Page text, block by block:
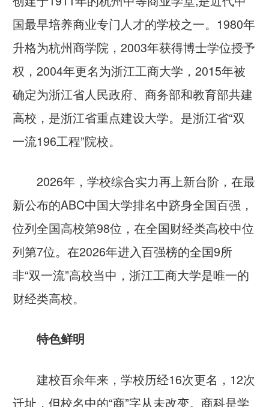
国最早培养商业专门人才的学校之一。1980年
升格为杭州商学院，2003年获得博士学位授予
权，2004年更名为浙江工商大学，2015年被
确定为浙江省人民政府、商务部和教育部共建
高校，是浙江省重点建设大学。是浙江省“双
一流196工程”院校。
2026年，学校综合实力再上新台阶，在最
新公布的ABC中国大学排名中跻身全国百强，
位列全国高校第98位，在全国财经类高校中位
列第7位。在2026年进入百强榜的全国9所
非“双一流”高校当中，浙江工商大学是唯一的
财经类高校。
特色鲜明
建校百余年来，学校历经16次更名，12次
迁址，但校名中的“商”字从未改变。商科是学